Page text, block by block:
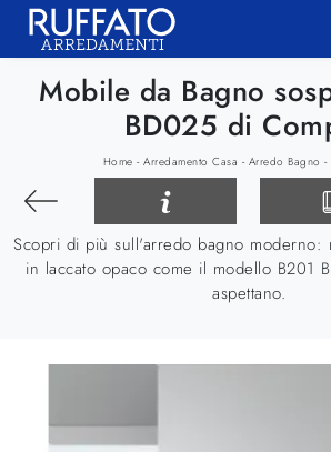
Mobile da Bagno
BD025 di
Home -Arredamento Casa - Arredo Bagno -
Scopri di più sull'arredo bagno moderno:
in laccato opaco come il modello B201
aspettano.